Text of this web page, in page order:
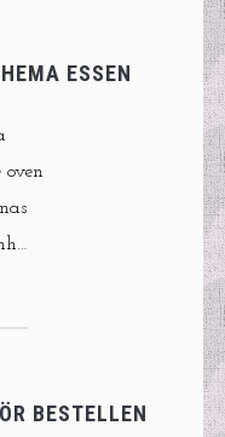
ESSEN
oven
BESTELLEN